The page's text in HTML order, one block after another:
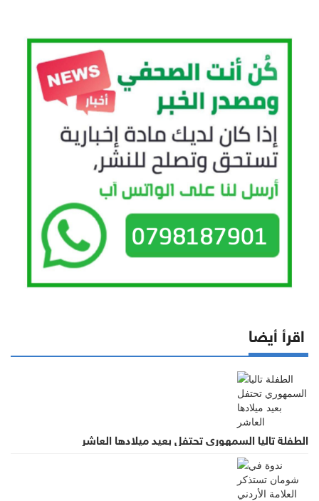
اقرأ أيضا
الطفلة تاليا السمهوري تحتفل بعيد ميلادها العاشر